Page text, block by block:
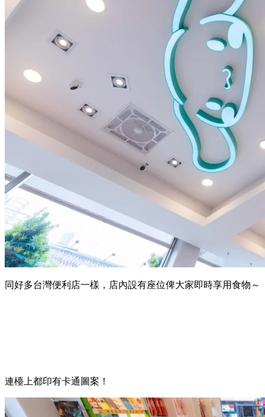
同好多台灣便利店一樣，店內設有座位俾大家即時享用食物～
連檯上都印有卡通圖案！